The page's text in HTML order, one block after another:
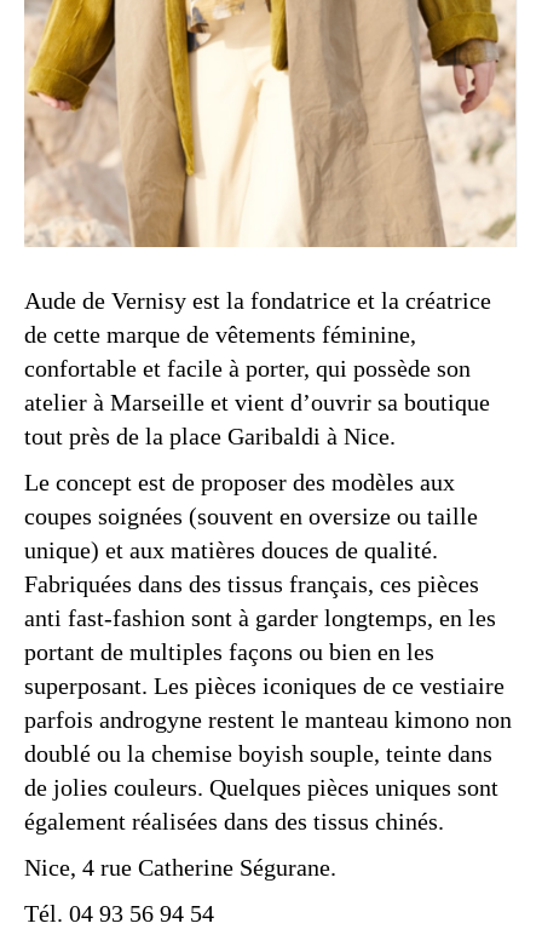
Aude de Vernisy est la fondatrice et la créatrice
de cette marque de vêtements féminine,
confortable et facile à porter, qui possède son
atelier à Marseille et vient d’ouvrir sa boutique
tout près de la place Garibaldi à Nice.
Le concept est de proposer des modèles aux
coupes soignées (souvent en oversize ou taille
unique) et aux matières douces de qualité.
Fabriquées dans des tissus français, ces pièces
anti fast-fashion sont à garder longtemps, en les
portant de multiples façons ou bien en les
superposant. Les pièces iconiques de ce vestiaire
parfois androgyne restent le manteau kimono non
doublé ou la chemise boyish souple, teinte dans
de jolies couleurs. Quelques pièces uniques sont
également réalisées dans des tissus chinés.
Nice, 4 rue Catherine Ségurane.
Tél. 04 93 56 94 54